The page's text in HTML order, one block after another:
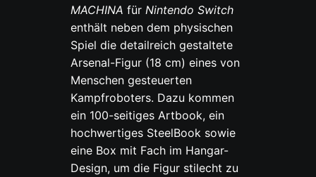
MACHINA für Nintendo Switch
enthält neben dem physischen
Spiel die detailreich gestaltete
Arsenal-Figur (18 cm) eines von
Menschen gesteuerten
Kampfroboters. Dazu kommen
ein 100-seitiges Artbook, ein
hochwertiges SteelBook sowie
eine Box mit Fach im Hangar-
Design, um die Figur stilecht zu